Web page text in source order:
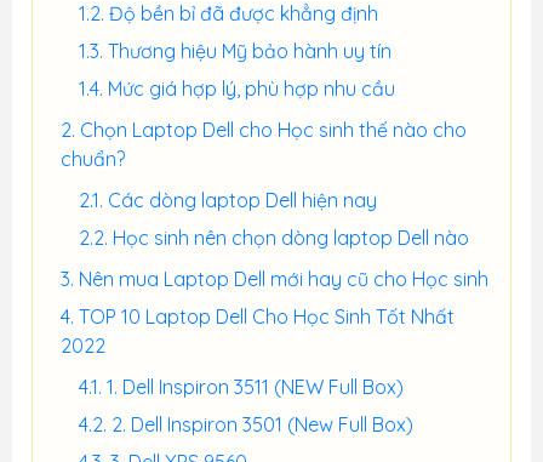
Độ bền bỉ đã được khẳng định
Thương hiệu Mỹ bảo hành uy tín
Mức giá hợp lý, phù hợp nhu cầu
Chọn Laptop Dell cho Học sinh thế nào cho
chuẩn?
Các dòng laptop Dell hiện nay
Học sinh nên chọn dòng laptop Dell nào
Nên mua Laptop Dell mới hay cũ cho Học sinh
TOP 10 Laptop Dell Cho Học Sinh Tốt Nhất
2022
1. Dell Inspiron 3511 (NEW Full Box)
2. Dell Inspiron 3501 (New Full Box)